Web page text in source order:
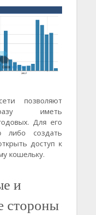
позволяют
иметь
Для его
либо создать
доступ к
кошельку.
и
стороны